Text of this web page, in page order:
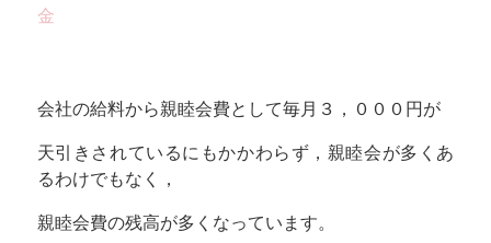
金
会社の給料から親睦会費として毎月３，０００円が
天引きされているにもかかわらず，親睦会が多くあ
るわけでもなく，
親睦会費の残高が多くなっています。